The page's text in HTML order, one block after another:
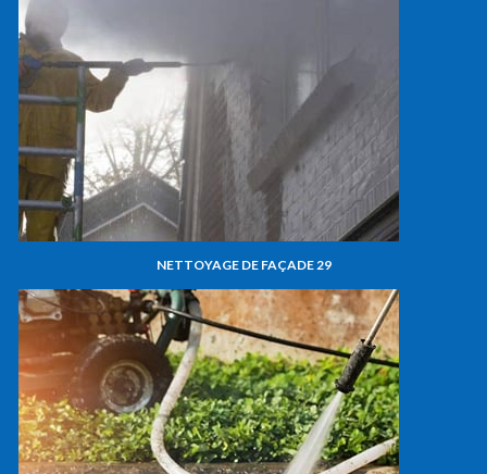
NETTOYAGE DE FAÇADE 29